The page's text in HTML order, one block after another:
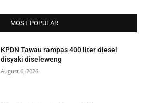
MOST POPULAR
KPDN Tawau rampas 400 liter diesel
disyaki diseleweng
August 6, 2026